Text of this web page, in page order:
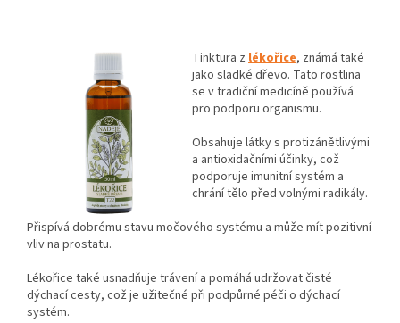
Tinktura z lékořice, známá také
jako sladké dřevo. Tato rostlina
se v tradiční medicíně používá
pro podporu organismu.
Obsahuje látky s protizánětlivými
a antioxidačními účinky, což
podporuje imunitní systém a
chrání tělo před volnými radikály.
Přispívá dobrému stavu močového systému a může mít pozitivní
vliv na prostatu.
Lékořice také usnadňuje trávení a pomáhá udržovat čisté
dýchací cesty, což je užitečné při podpůrné péči o dýchací
systém.